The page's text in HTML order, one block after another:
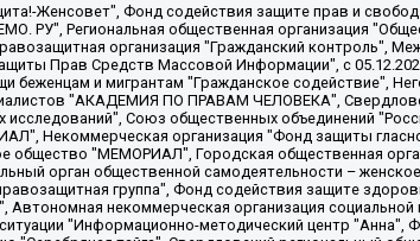
в Латвийской Республике, SIA "Medusa Project" (регистрационный номер 40103797863, дата регистрации 10.06.2014), Некоммерческая организация "Фонд по борьбе с коррупцией", Автономная некоммерческая организация "Институт права и публичной политики", Баданин Роман Сергеевич, Гликин Максим Александрович, Железнова Мария Михайловна, Лукьянова Юлия Сергеевна, Маетная Елизавета Витальевна, Маняхин Петр Борисович, Чуракова Ольга Владимировна, Ярош Юлия Петровна, Юридическое лицо "The Insider SIA", зарегистрированное в Риге, Латвийская Республика (дата регистрации 26.06.2015), являющееся администратором доменного имени интернет-издания "The Insider SIA", https://theins.ru, Постернак Алексей Евгеньевич, Рубин Михаил Аркадьевич, Анин Роман Александрович, Юридическое лицо Istories fonds, зарегистрированное в Латвийской Республике (регистрационный номер 50008295751, дата регистрации 24.02.2020), Великовский Дмитрий Александрович, Долинина Ирина Николаевна, Мароховская Алеся Алексеевна, Шлейнов Роман Юрьевич, Шмагун Олеся Валентиновна, Общество с ограниченной ответственностью "Альтаир 2021", Общество с ограниченной ответственностью "Вега 2021", Общество с ограниченной ответственностью "Главный редактор 2021", Общество с ограниченной ответственностью "Ромашки монолит", Важенков Артем Валерьевич, Ивановская областная общественная организация "Центр гендерных исследований", Гурман Юрий Альбертович, Медиапроект "ОВД-Инфо", Егоров Владимир Владимирович, Жилинский Владимир Александрович, Общество с ограниченной ответственностью "ЗП", Иванова София Юрьевна, Карезина Инна Павловна, Кильтау Екатерина Викторовна, Петров Алексей Викторович, Пискунов Сергей Евгеньевич, Смирнов Сергей Сергеевич, Тихонов Михаил Сергеевич, Общество с ограниченной ответственностью "ЖУРНАЛИСТ-ИНОСТРАННЫЙ АГЕНТ", Арапова Галина Юрьевна, Вольтская Татьяна Анатольевна, Американская компания "Mason G.E.S. Anonymous Foundation" (США), являющаяся владельцем интернет-издания https://mnews.world/, Компания "Stichting Bellingcat", зарегистрированная в Нидерландах (дата регистрации 11.07.2018), Захаров Андрей Вячеславович, Клепиковская Екатерина Дмитриевна, Общество с ограниченной ответственностью "МЕМО", Перл Роман Александрович, Симонов Евгений Алексеевич, Соловьева Елена Анатольевна, Сотников Даниил Владимирович, Сурначева Елизавета Дмитриевна, Автономная некоммерческая организация по защите прав человека и информированию населения "Якутия – Наше Мнение", Общество с ограниченной ответственностью "Москоу диджитал медиа", с 26.01.2023 Общество с ограниченной ответственностью "Чайка Белые сады", Ветошкина Валерия Валерьевна, Заговора Максим Александрович, Межрегиональное общественное движение "Российская ЛГБТ - сеть", Оленичев Максим